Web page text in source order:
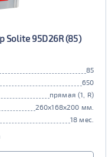
Solite 95D26R (85)
85
650
прямая (1, R)
260x168x200 мм.
18 мес.